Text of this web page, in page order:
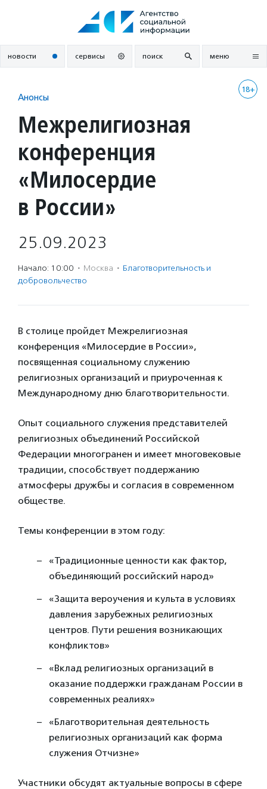
новости сервисы поиск меню
18+
Анонсы
Межрелигиозная
конференция
«Милосердие
в России»
25.09.2023
Начало: 10:00 · Москва · Благотвори­тель­ность и
доброволь­чест­во
В столице пройдет Межрелигиозная
конференция «Милосердие в России»,
посвященная социальному служению
религиозных организаций и приуроченная к
Международному дню благотворительности.
Опыт социального служения представителей
религиозных объединений Российской
Федерации многогранен и имеет многовековые
традиции, способствует поддержанию
атмосферы дружбы и согласия в современном
обществе.
Темы конференции в этом году:
«Традиционные ценности как фактор,
объединяющий российский народ»
«Защита вероучения и культа в условиях
давления зарубежных религиозных
центров. Пути решения возникающих
конфликтов»
«Вклад религиозных организаций в
оказание поддержки гражданам России в
современных реалиях»
«Благотворительная деятельность
религиозных организаций как форма
служения Отчизне»
Участники обсудят актуальные вопросы в сфере